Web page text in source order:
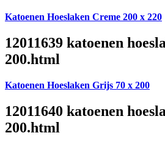
Katoenen Hoeslaken Creme 200 x 220
12011639 katoenen
200.html
Katoenen Hoeslaken Grijs 70 x 200
12011640 katoenen
200.html